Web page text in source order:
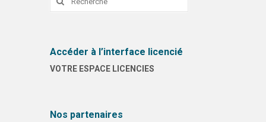
Accéder à l’interface licencié
VOTRE ESPACE LICENCIES
Nos partenaires